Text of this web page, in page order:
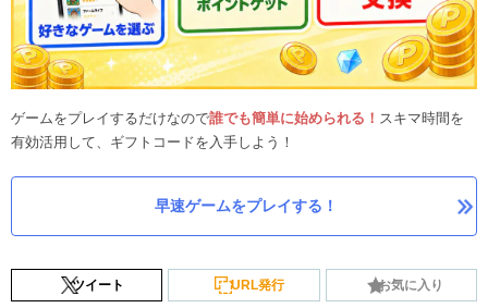
ゲームをプレイするだけなので誰でも簡単に始められる！ スキマ時間を
有効活用して、ギフトコードを入手しよう！
早速ゲームをプレイする！
ツイート URL発行 お気に入り